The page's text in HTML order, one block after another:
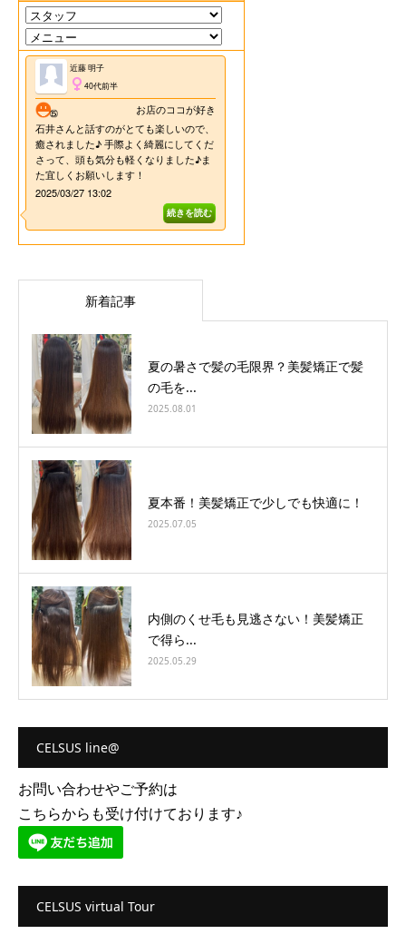
新着記事
夏の暑さで髪の毛限界？美髪矯正で髪
の毛を...
2025.08.01
夏本番！美髪矯正で少しでも快適に！
2025.07.05
内側のくせ毛も見逃さない！美髪矯正
で得ら...
2025.05.29
CELSUS line@
お問い合わせやご予約は
こちらからも受け付けております♪
CELSUS virtual Tour